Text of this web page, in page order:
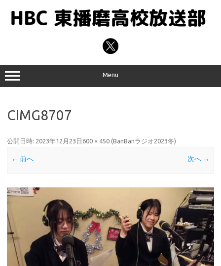
プ
Menu
CIMG8707
公開日時: 2023年12月23日 600 × 450 (BanBanラジオ2023冬)
← 前へ 次へ →